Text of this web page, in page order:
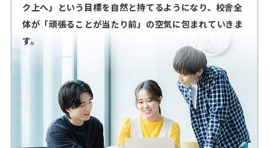
ク上へ」という目標を自然と持てるようになり、校舎全
体が「頑張ることが当たり前」の空気に包まれていきま
す。